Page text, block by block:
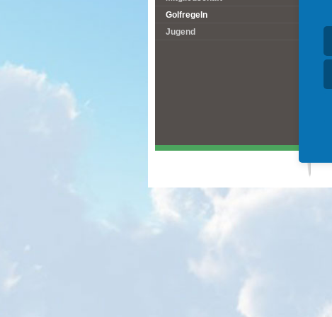
Golfregeln
Jugend